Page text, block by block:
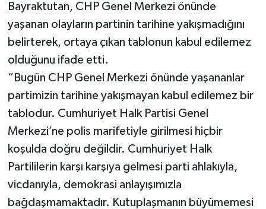
Bayraktutan, CHP Genel Merkezi önünde
yaşanan olayların partinin tarihine yakışmadığını
belirterek, ortaya çıkan tablonun kabul edilemez
olduğunu ifade etti.
“Bugün CHP Genel Merkezi önünde yaşananlar
partimizin tarihine yakışmayan kabul edilemez bir
tablodur. Cumhuriyet Halk Partisi Genel
Merkezi’ne polis marifetiyle girilmesi hiçbir
koşulda doğru değildir. Cumhuriyet Halk
Partililerin karşı karşıya gelmesi parti ahlakıyla,
vicdanıyla, demokrasi anlayışımızla
bağdaşmamaktadır. Kutuplaşmanın büyümemesi